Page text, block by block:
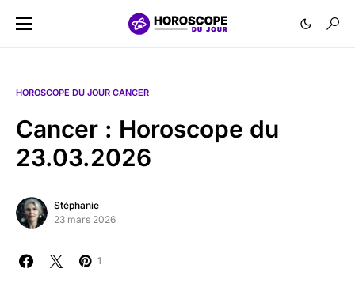
HOROSCOPE DU JOUR CANCER
Cancer : Horoscope du
23.03.2026
Stéphanie
23 mars 2026
1